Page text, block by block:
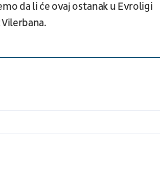
da li će ovaj ostanak u Evroligi